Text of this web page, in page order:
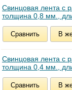
Свинцовая лента с
толщина 0,8 мм.,
Сравнить В
Свинцовая лента с
толщина 0,4 мм.,
Сравнить В